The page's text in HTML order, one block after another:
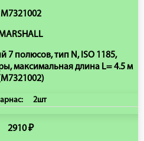
M7321002
7 полюсов, тип N, ISO 1185,
максимальная длина L= 4.5 м
2шт
2910 ₽